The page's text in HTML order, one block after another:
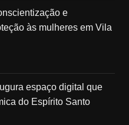
e
às mulheres em Vila
espaço digital que
do Espírito Santo